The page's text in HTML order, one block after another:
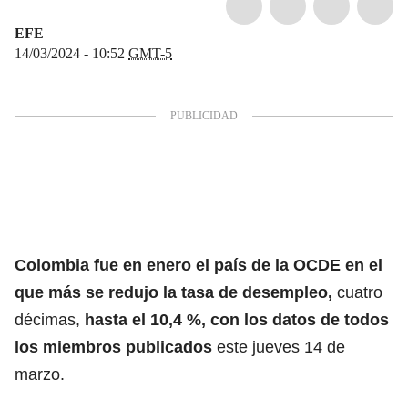
EFE
14/03/2024 - 10:52 GMT-5
Colombia fue en enero el país de la OCDE en el
que más se redujo la tasa de desempleo, cuatro
décimas, hasta el 10,4 %, con los datos de todos
los miembros publicados este jueves 14 de
marzo.